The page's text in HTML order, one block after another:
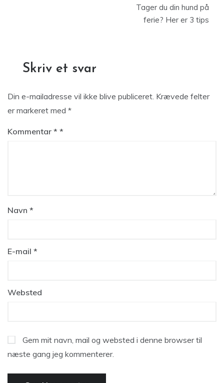
Tager du din hund på
ferie? Her er 3 tips
Skriv et svar
Din e-mailadresse vil ikke blive publiceret. Krævede felter
er markeret med *
Kommentar *
Navn *
E-mail *
Websted
Gem mit navn, mail og websted i denne browser til
næste gang jeg kommenterer.